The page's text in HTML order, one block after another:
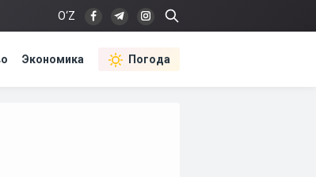
O‘Z
Экономика Погода